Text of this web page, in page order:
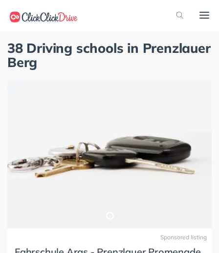
38 Driving schools in Prenzlauer
Berg
Sponsored listing